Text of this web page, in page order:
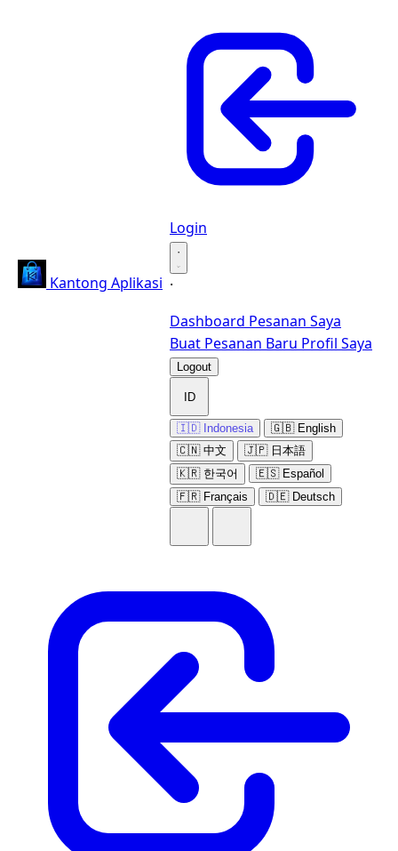
Kantong Aplikasi
Login
·
·
Dashboard Pesanan Saya
Buat Pesanan Baru Profil Saya
Logout
ID
🇮🇩 Indonesia
🇬🇧 English
🇨🇳 中文
🇯🇵 日本語
🇰🇷 한국어
🇪🇸 Español
🇫🇷 Français
🇩🇪 Deutsch